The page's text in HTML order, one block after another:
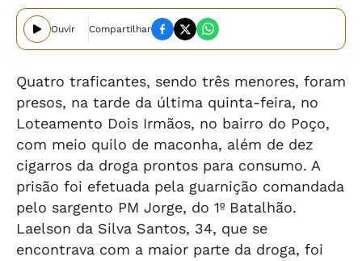
Ouvir Compartilhar
Quatro traficantes, sendo três menores, foram
presos, na tarde da última quinta-feira, no
Loteamento Dois Irmãos, no bairro do Poço,
com meio quilo de maconha, além de dez
cigarros da droga prontos para consumo. A
prisão foi efetuada pela guarnição comandada
pelo sargento PM Jorge, do 1º Batalhão.
Laelson da Silva Santos, 34, que se
encontrava com a maior parte da droga, foi